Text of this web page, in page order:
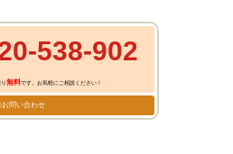
538-902
り無料です。お気軽にご相談ください！
お問い合わせ